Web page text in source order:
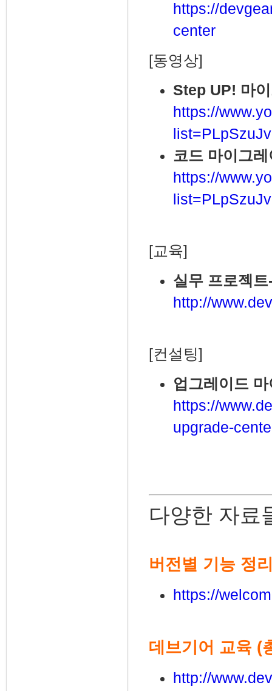
https://
center
[동영상]
Step UP! 마
https://
코드 마이그
https://
[교육]
실무 프로젝
http://
[컨설팅]
업그레이드
https://
upgrade-
다양한 자료
버전별 기능 정
https://
데브기어 교육 (
http://